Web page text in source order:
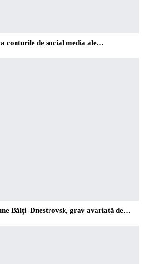
conturile de social media ale…
Bălți–Dnestrovsk, grav avariată de…